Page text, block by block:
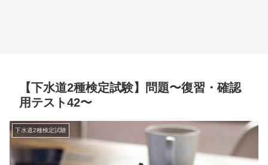
【下水道2種検定試験】問題〜復習・確認
用テスト42〜
下水道2種検定試験